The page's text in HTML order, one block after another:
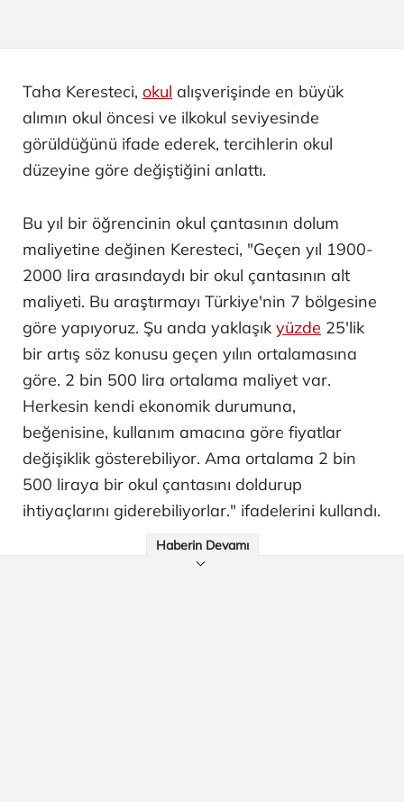
Taha Keresteci, okul alışverişinde en büyük
alımın okul öncesi ve ilkokul seviyesinde
görüldüğünü ifade ederek, tercihlerin okul
düzeyine göre değiştiğini anlattı.
Bu yıl bir öğrencinin okul çantasının dolum
maliyetine değinen Keresteci, "Geçen yıl 1900-
2000 lira arasındaydı bir okul çantasının alt
maliyeti. Bu araştırmayı Türkiye'nin 7 bölgesine
göre yapıyoruz. Şu anda yaklaşık yüzde 25'lik
bir artış söz konusu geçen yılın ortalamasına
göre. 2 bin 500 lira ortalama maliyet var.
Herkesin kendi ekonomik durumuna,
beğenisine, kullanım amacına göre fiyatlar
değişiklik gösterebiliyor. Ama ortalama 2 bin
500 liraya bir okul çantasını doldurup
ihtiyaçlarını giderebiliyorlar." ifadelerini kullandı.
Haberin Devamı